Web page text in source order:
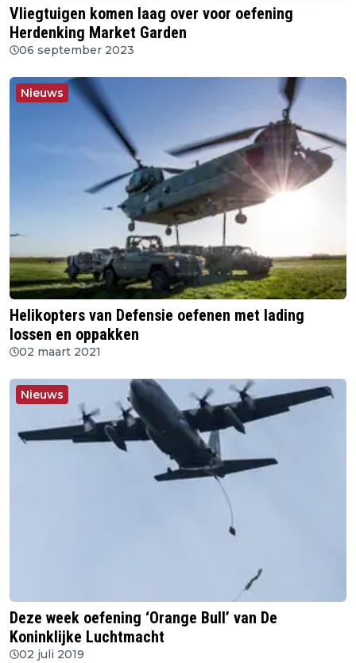
Vliegtuigen komen laag over voor oefening
Herdenking Market Garden
06 september 2023
Nieuws
Helikopters van Defensie oefenen met lading
lossen en oppakken
02 maart 2021
Nieuws
Deze week oefening ‘Orange Bull’ van De
Koninklijke Luchtmacht
02 juli 2019